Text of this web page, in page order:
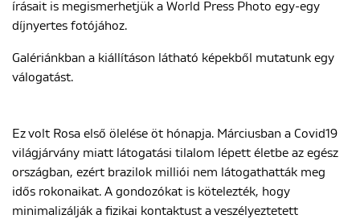
írásait is megismerhetjük a World Press Photo egy-egy
díjnyertes fotójához.
Galériánkban a kiállításon látható képekből mutatunk egy
válogatást.
Ez volt Rosa első ölelése öt hónapja. Márciusban a Covid19
világjárvány miatt látogatási tilalom lépett életbe az egész
országban, ezért brazilok milliói nem látogathatták meg
idős rokonaikat. A gondozókat is kötelezték, hogy
minimalizálják a fizikai kontaktust a veszélyeztetett